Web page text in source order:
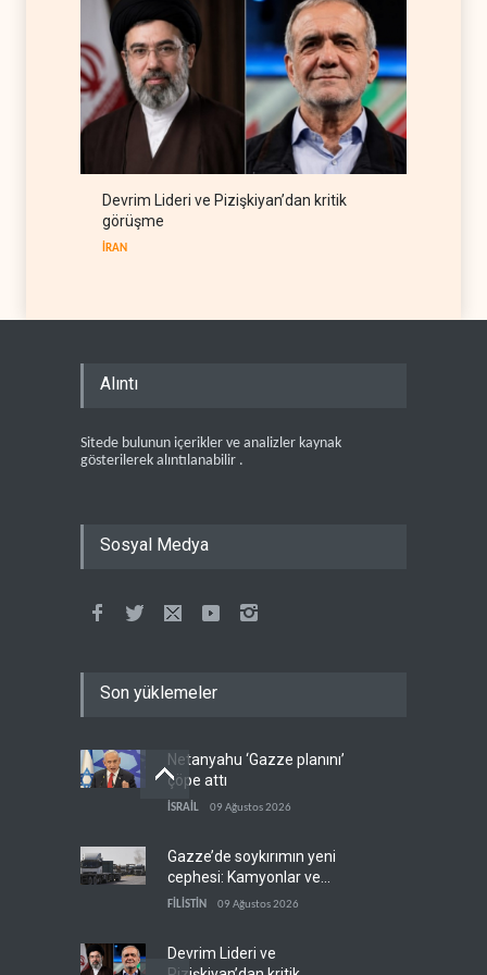
Devrim Lideri ve Pizişkiyan’dan kritik
görüşme
İRAN
Alıntı
Sitede bulunun içerikler ve analizler kaynak
gösterilerek alıntılanabilir .
Sosyal Medya
Son yüklemeler
Netanyahu ‘Gazze planını’
çöpe attı
İSRAİL 09 Ağustos 2026
Gazze’de soykırımın yeni
cephesi: Kamyonlar ve
sürücüler de hedefte
FİLİSTİN 09 Ağustos 2026
Devrim Lideri ve